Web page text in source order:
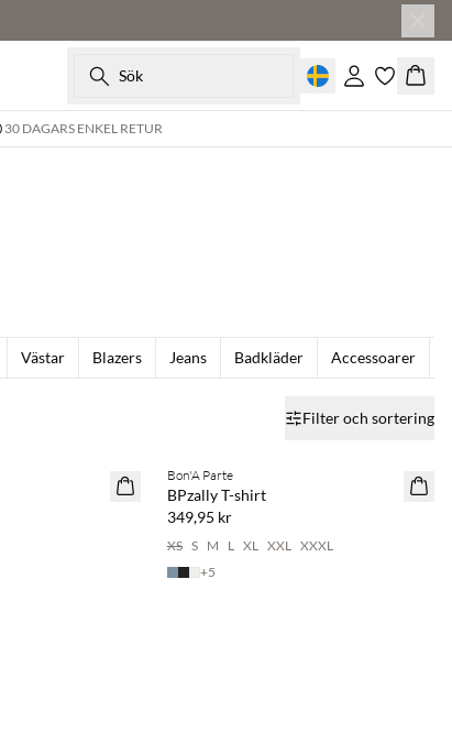
Sök Logga in Korg
30 DAGARS ENKEL RETUR
Västar Blazers Jeans Badkläder Accessoarer
Filter och sortering
NYHET
Bon'A Parte
BPzally T-shirt
349,95 kr
XS S M L XL XXL XXXL
+5